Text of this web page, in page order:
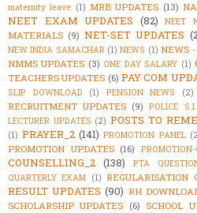
maternity leave (1) MRB UPDATES (13)
NEET EXAM UPDATES (82) NEET
MATERIALS (9) NET-SET UPDATES
NEW INDIA SAMACHAR (1) NEWS (1) NEWS
NMMS UPDATES (3) ONE DAY SALARY (1)
TEACHERS UPDATES (6) PAY COM
SLIP DOWNLOAD
(1) PENSION NEWS (2)
RECRUITMENT UPDATES (9) POLICE S.I
LECTURER UPDATES (2) POSTS TO
(1) PRAYER_2 (141) PROMOTION PANEL
PROMOTION UPDATES (16)
COUNSELLING_2 (138) PTA
QUARTERLY EXAM (1) REGULARISATION
RESULT UPDATES (90) RH
SCHOLARSHIP UPDATES (6) SCHOOL